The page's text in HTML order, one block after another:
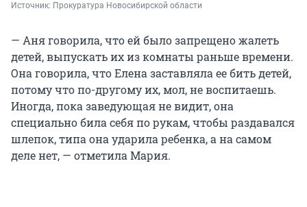
Источник: Прокуратура Новосибирской области
— Аня говорила, что ей было запрещено жалеть
детей, выпускать их из комнаты раньше времени.
Она говорила, что Елена заставляла ее бить детей,
потому что по-другому их, мол, не воспитаешь.
Иногда, пока заведующая не видит, она
специально била себя по рукам, чтобы раздавался
шлепок, типа она ударила ребенка, а на самом
деле нет, — отметила Мария.